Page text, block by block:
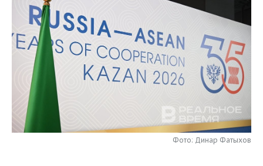
КОМУ ПРИНАДЛЕЖАТ
ТОРГОВЫЕ ЦЕНТРЫ
ТАТАРСТАНА
БЮДЖЕТ
ИНВЕСТИЦИИ
МАШИНОСТРОЕНИЕ
НЕФТЕХИМИЯ
НЕФТЬ
ОПК
ЭНЕРГЕТИКА
НОВОСТИ АВТО
БИЗНЕС
НОВОСТИ БИЗНЕСА
РОЗНИЧНАЯ ТОРГОВЛЯ
ТРАНСПОРТ
УСЛУГИ
ТЕХНОЛОГИИ
НОВОСТИ ТЕХНОЛОГИЙ
МЕДИА
МЕРОПРИЯТИЯ
НОВОСТИ МЕРОПРИЯТИЙ
ВЫЕЗДНАЯ РЕДАКЦИЯ
СПОРТ
НОВОСТИ СПОРТА
ОБЩЕСТВО
Фото: Динар Фатыхов